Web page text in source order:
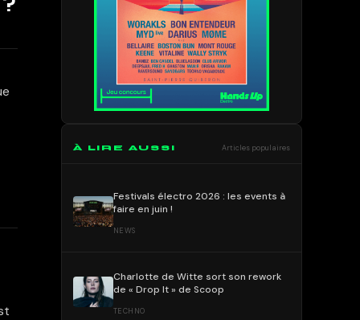
À LIRE AUSSI Articles populaires
Festivals électro 2026 : les events à
faire en juin !
NEWS
Charlotte de Witte sort son rework
de « Drop It » de Scoop
TECHNO